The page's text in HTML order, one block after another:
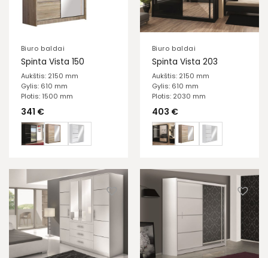
Biuro baldai
Spinta Vista 150
Aukštis: 2150 mm
Gylis: 610 mm
Plotis: 1500 mm
341 €
Biuro baldai
Spinta Vista 203
Aukštis: 2150 mm
Gylis: 610 mm
Plotis: 2030 mm
403 €